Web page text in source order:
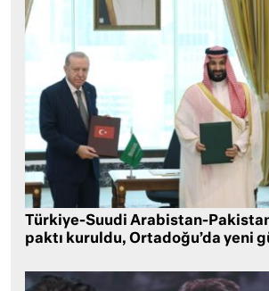
Türkiye-Suudi Arabistan-
paktı kuruldu, Ortadoğu’da yeni